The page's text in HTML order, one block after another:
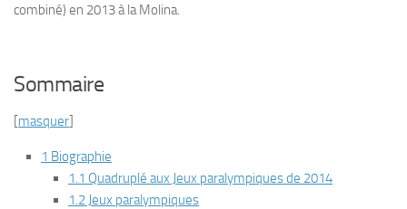
combiné) en 2013 à la Molina.
Sommaire
[masquer]
1 Biographie
1.1 Quadruplé aux Jeux paralympiques de 2014
1.2 Jeux paralympiques